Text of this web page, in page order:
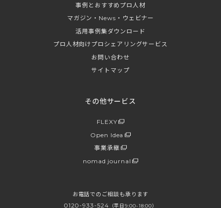
事例とおすすめプロ人材
マガジン・News・ウェビナー
活用事例集ダウンロード
プロ人材向けプロシェアリングサービス
お問い合わせ
サイトマップ
その他サービス
FLEXY
Open Idea
事業承継
nomad journal
お電話でのご相談も承ります
0120-933-524 （平日9:00-18:00）